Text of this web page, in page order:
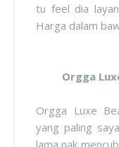
tu feel dia
Harga dalam
Orgga
Orgga Luxe
yang paling
lama nak